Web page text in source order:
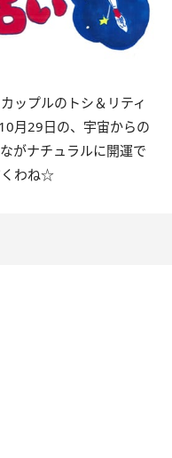
ップルのトシ＆リティ
10月29日の、宇宙からの
がナチュラルに開運で
くわね☆